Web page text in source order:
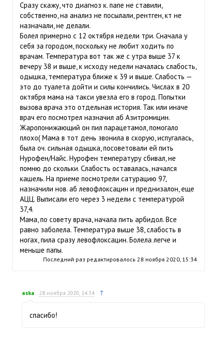
Сразу скажу, что диагноз к. папе не ставили,
собственно, на анализ не посылали, рентген, кт не
назначали, не делали.
Болел примерно с 12 октября недели три. Сначала у
себя за городом, поскольку не любит ходить по
врачам. Температура вот так же с утра выше 37 к
вечеру 38 и выше, к исходу недели началась слабость,
одышка, температура ближе к 39 и выше. Слабость —
это до туалета дойти и силы кончились. Числах в 20
октября мама на такси увезла его в город. Попытки
вызова врача это отдельная история. Так или иначе
врач его посмотрел назначил аб Азитромицин.
Жаропонижающий он пил парацетамол, помогало
плохо( Мама в тот день звонила в скорую, испугалась,
была оч. сильная одышка, посоветовали ей пить
Нурофен/Найс. Нурофен температуру сбивал, не
помню до скольки. Слабость оставалась, начался
кашель. На приеме посмотрели сатурацию 97,
назначили нов. аб левофлоксацин и преднизалон, еще
АЦЦ. Выписали его через 3 недели с температурой
37,4.
Мама, по совету врача, начала пить арбидол. Все
равно заболела. Температура выше 38, слабость в
ногах, пила сразу левофлоксацин. Болела легче и
меньше папы.
Последний раз редактировалось 28 ноября 2020, 15:34
aska 28 ноября 2020, 14:34 ↑
спасибо!